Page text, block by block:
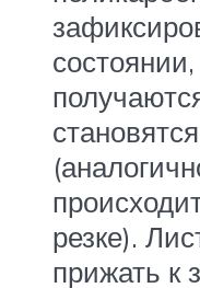
резке).
прижать к